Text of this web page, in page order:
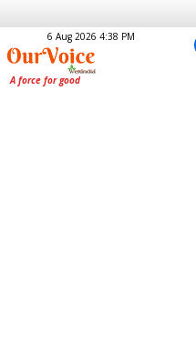
6 Aug 2026 4:38 PM